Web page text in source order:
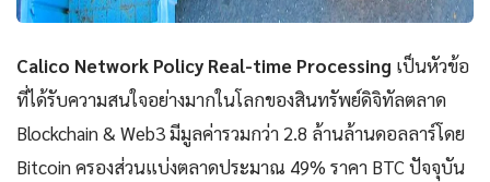
Calico Network Policy Real-time Processing เป็นหัวข้อ
ที่ได้รับความสนใจอย่างมากในโลกของสินทรัพย์ดิจิทัลตลาด
Blockchain & Web3 มีมูลค่ารวมกว่า 2.8 ล้านล้านดอลลาร์โดย
Bitcoin ครองส่วนแบ่งตลาดประมาณ 49% ราคา BTC ปัจจุบัน